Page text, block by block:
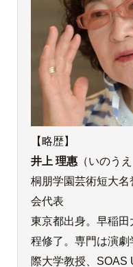
【略歴】
井上 理惠（いのうえ
桐朋学園芸術短大
会代表
東京都出身。早稲
程修了。専門は演
際大学教授、SOAS